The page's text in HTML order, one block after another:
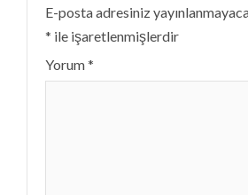
E-posta adresiniz
* ile işaretlenmişlerdir
Yorum*